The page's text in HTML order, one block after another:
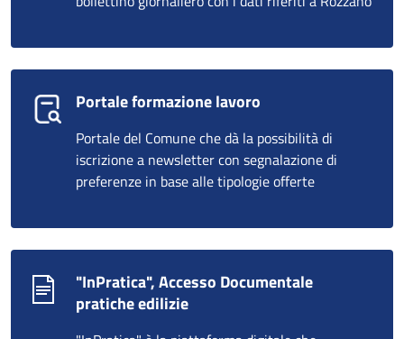
Portale formazione lavoro
Portale del Comune che dà la possibilità di
iscrizione a newsletter con segnalazione di
preferenze in base alle tipologie offerte
"InPratica", Accesso Documentale
pratiche edilizie